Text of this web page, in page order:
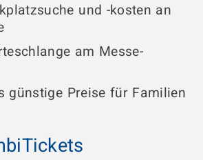
und -kosten an
am Messe-
günstige Preise für Familien